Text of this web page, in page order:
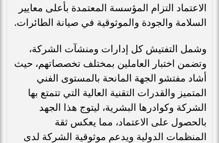
الاعتماد التزام المؤسسة المعتمدة بأعلى معايير
السلامة والجودة والموثوقية في صيانة الطائرات.
وشمل التفتيش كل إدارات ومنشآت الشركة،
وتضمن اختبار العاملين بمختلف تخصصاتهم، حيث
أشاد مفتشو الجهة المانحة بالمستوى الفني
المتميز والقدرات التقنية العالية التي تتمتع بها
الشركة وكوادرها البشرية، ليتوج هذا الجهد
بالحصول على الاعتماد، مما يعكس ثقة
المنظمات الدولية ويدعم موثوقية الشركة لدى